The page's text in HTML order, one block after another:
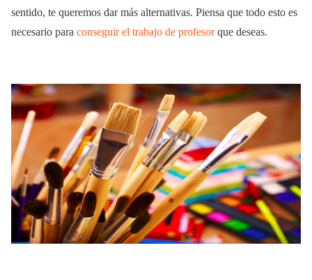
sentido, te queremos dar más alternativas. Piensa que todo esto es
necesario para conseguir el trabajo de profesorque deseas.